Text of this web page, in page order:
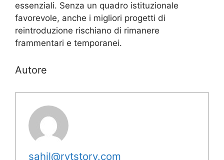
essenziali. Senza un quadro istituzionale
favorevole, anche i migliori progetti di
reintroduzione rischiano di rimanere
frammentari e temporanei.
Autore
sahil@rytstory.com